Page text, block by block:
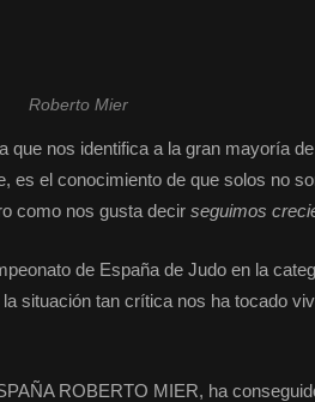
Roberto Mier
que nos identifica a la gran mayoría
es el conocimiento de que solos no
como nos gusta decir seguimos
de España de Judo en la
situación tan crítica nos ha tocado
ROBERTO MIER, ha